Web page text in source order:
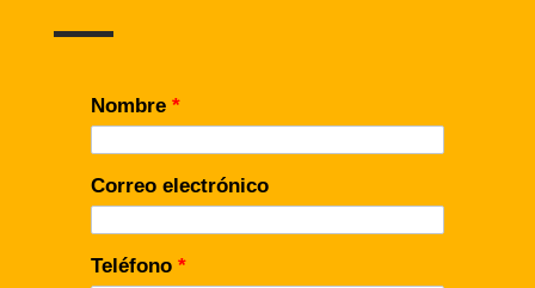
Nombre *
Correo electrónico
Teléfono *